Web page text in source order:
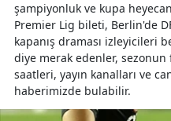
şampiyonluk ve kupa
Premier Lig bileti, Berlin'de
kapanış draması izleyicileri
diye merak edenler,
saatleri, yayın kanalları ve
haberimizde bulabilir.